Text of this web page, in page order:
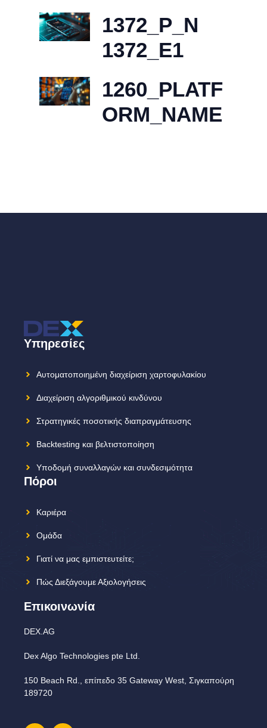
1372_P_N
1372_E1
1260_PLATF
ORM_NAME
Υπηρεσίες
Αυτοματοποιημένη διαχείριση χαρτοφυλακίου
Διαχείριση αλγοριθμικού κινδύνου
Στρατηγικές ποσοτικής διαπραγμάτευσης
Backtesting και βελτιστοποίηση
Υποδομή συναλλαγών και συνδεσιμότητα
Πόροι
Καριέρα
Ομάδα
Γιατί να μας εμπιστευτείτε;
Πώς Διεξάγουμε Αξιολογήσεις
Επικοινωνία
DEX.AG
Dex Algo Technologies pte Ltd.
150 Beach Rd., επίπεδο 35 Gateway West, Σιγκαπούρη
189720